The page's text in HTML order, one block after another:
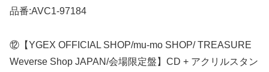
品番:AVC1-97184
⑫【YGEX OFFICIAL SHOP/mu-mo SHOP/ TREASURE
Weverse Shop JAPAN/会場限定盤】CD + アクリルスタン